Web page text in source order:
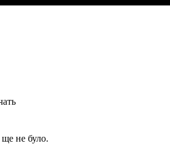
ще не було.